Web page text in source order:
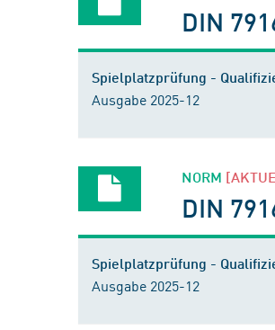
DIN
Spielplatzprüfung -
Ausgabe 2025-12
NORM
DIN
Spielplatzprüfung -
Ausgabe 2025-12